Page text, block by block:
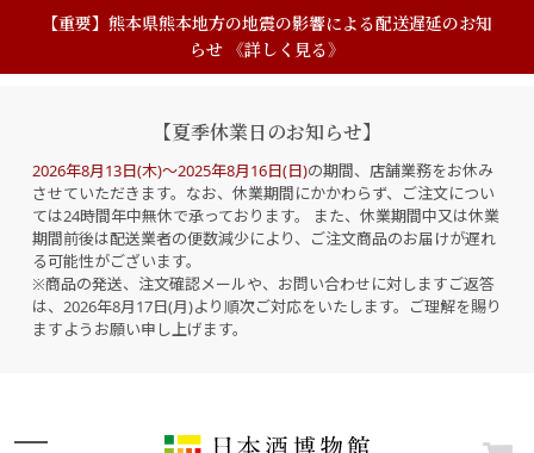
【重要】熊本県熊本地方の地震の影響による配送遅延のお知
らせ 《詳しく見る》
【夏季休業日のお知らせ】
2026年8月13日(木)～2025年8月16日(日)の期間、店舗業務をお休み
させていただきます。なお、休業期間にかかわらず、ご注文につい
ては24時間年中無休で承っております。 また、休業期間中又は休業
期間前後は配送業者の便数減少により、ご注文商品のお届けが遅れ
る可能性がございます。
※商品の発送、注文確認メールや、お問い合わせに対しますご返答
は、2026年8月17日(月)より順次ご対応をいたします。ご理解を賜り
ますようお願い申し上げます。